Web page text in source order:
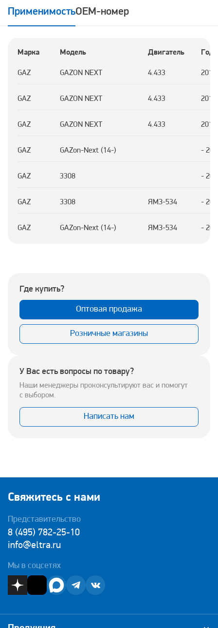
ПрименимостьOEM-номер
Марка Модель Двигатель Год
GAZ GAZON NEXT 4.433
GAZ GAZON NEXT 4.433
GAZ GAZON NEXT 4.433
GAZ GAZon-Next (14-) -
GAZ 3308 -
GAZ 3308 ЯМЗ-534 -
GAZ GAZon-Next (14-) ЯМЗ-534 -
Где купить?
Оптовая продажа
Розничные магазины
У Вас есть вопросы по товару?
Наши менеджеры проконсультируют вас и помогут
с выбором.
Написать нам
Свяжитесь с нами
Представительство
8 (495) 782-25-10
info@eltra.ru
Мы в соцсетях